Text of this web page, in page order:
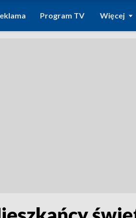
Program TV Więcej